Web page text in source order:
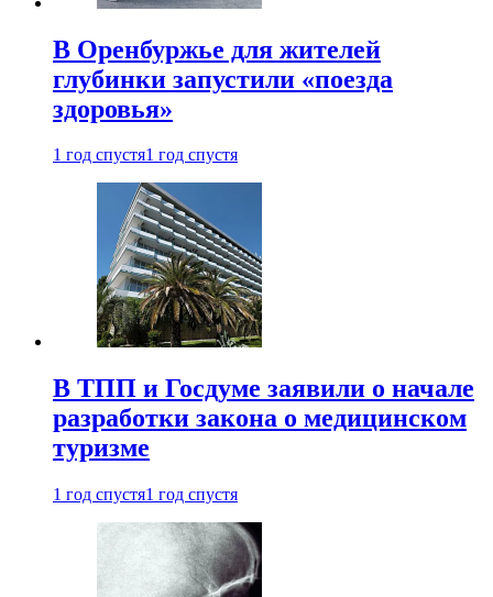
В Оренбуржье для жителей
глубинки запустили «поезда
здоровья»
1 год спустя1 год спустя
В ТПП и Госдуме заявили о начале
разработки закона о медицинском
туризме
1 год спустя1 год спустя